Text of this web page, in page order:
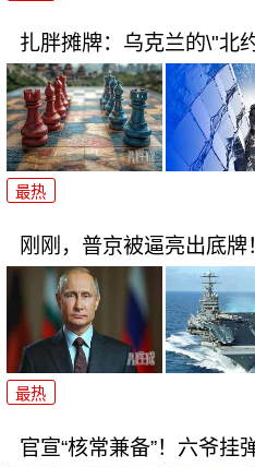
扎胖摊牌：乌克兰的\"北
最热
刚刚，普京被逼亮出底牌
最热
官宣“核常兼备”！六爷挂